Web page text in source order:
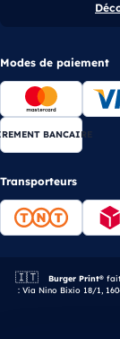
Modes de paiement
BANCAIRE
Transporteurs
🇮🇹 Entreprise
Burger Print®fait
: Via Nino Bixio 18/1,